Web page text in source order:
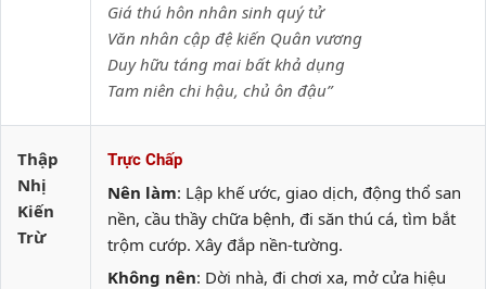
Giá thú hôn nhân sinh quý tử
Văn nhân cập đệ kiến Quân vương
Duy hữu táng mai bất khả dụng
Tam niên chi hậu, chủ ôn đậu”
Thập
Nhị
Kiến
Trừ
Trực Chấp
Nên làm: Lập khế ước, giao dịch, động thổ san
nền, cầu thầy chữa bệnh, đi săn thú cá, tìm bắt
trộm cướp. Xây đắp nền-tường.
Không nên: Dời nhà, đi chơi xa, mở cửa hiệu